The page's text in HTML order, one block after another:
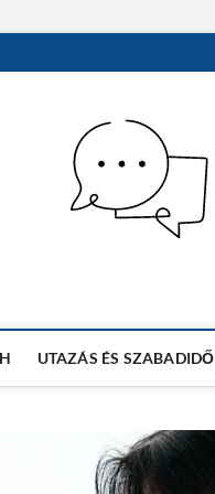
UTAZÁS ÉS SZABADIDŐ